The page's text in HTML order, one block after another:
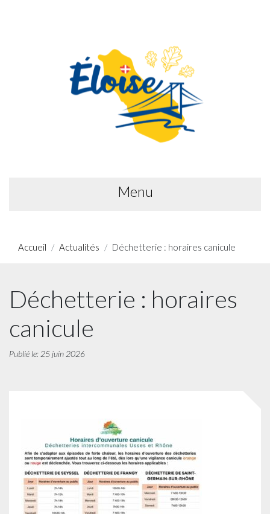
Menu
Accueil Actualités Déchetterie : horaires canicule
Déchetterie : horaires
canicule
Publié le: 25 juin 2026